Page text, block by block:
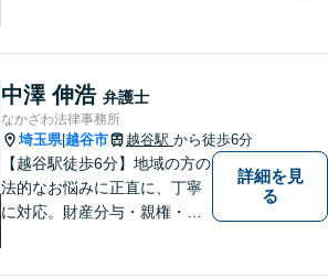
してよいのかと迷っている
方、ぜひ一度ご相談くださ
い。
中澤 伸浩 弁護士
なかざわ法律事務所
埼玉県|越谷市 越谷駅 から徒歩6分
【越谷駅徒歩6分】地域の方の
法的なお悩みに正直に、丁寧
に対応。財産分与・親権・養
詳細を見
る